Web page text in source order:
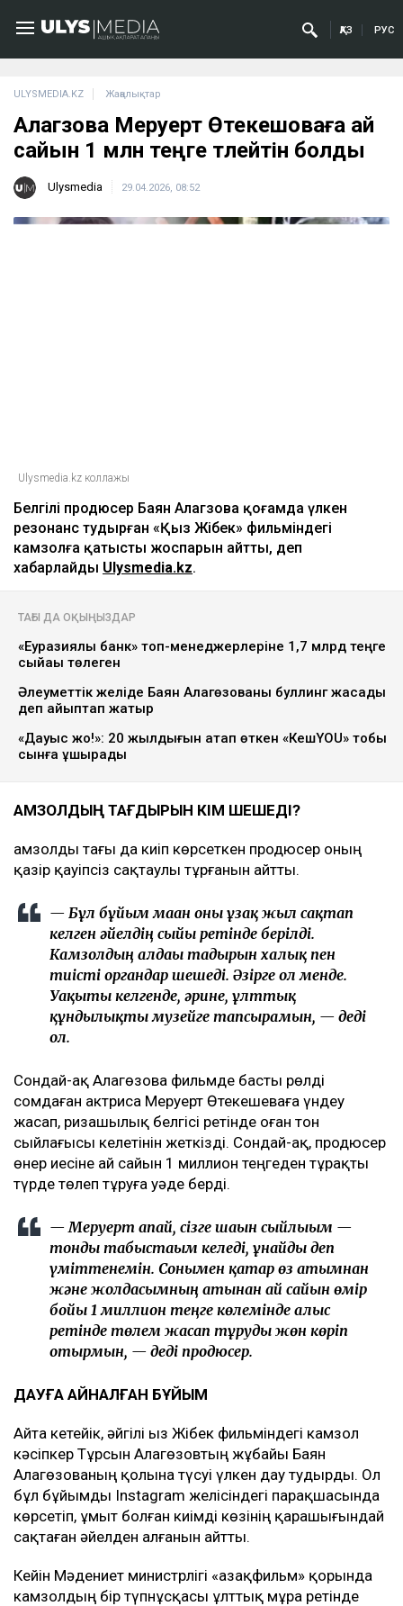
ҚАЗ РУС
ULYSMEDIA.KZ Жаңалықтар
Алагөзова Меруерт Өтекешоваға ай
сайын 1 млн теңге төлейтін болды
Ulysmedia 29.04.2026, 08:52
Ulysmedia.kz коллажы
Белгілі продюсер Баян Алагөзова қоғамда үлкен
резонанс тудырған «Қыз Жібек» фильміндегі
камзолға қатысты жоспарын айтты, деп
хабарлайды Ulysmedia.kz.
ТАҒЫ ДА ОҚЫҢЫЗДАР
«Еуразиялық банк» топ-менеджерлеріне 1,7 млрд теңге
сыйақы төлеген
Әлеуметтік желіде Баян Алагөзованы буллинг жасады
деп айыптап жатыр
«Дауыс жоқ!»: 20 жылдығын атап өткен «КешYOU» тобы
сынға ұшырады
ҚАМЗОЛДЫҢ ТАҒДЫРЫН КІМ ШЕШЕДІ?
Қамзолды тағы да киіп көрсеткен продюсер оның
қазір қауіпсіз сақтаулы тұрғанын айтты.
— Бұл бұйым маған оны ұзақ жыл сақтап
келген әйелдің сыйы ретінде берілді.
Камзолдың алдағы тағдырын халық пен
тиісті органдар шешеді. Әзірге ол менде.
Уақыты келгенде, әрине, ұлттық
құндылықты музейге тапсырамын, — деді
ол.
Сондай-ақ Алагөзова фильмде басты рөлді
сомдаған актриса Меруерт Өтекешеваға үндеу
жасап, ризашылық белгісі ретінде оған тон
сыйлағысы келетінін жеткізді. Сондай-ақ, продюсер
өнер иесіне ай сайын 1 миллион теңгеден тұрақты
түрде төлеп тұруға уәде берді.
— Меруерт апай, сізге шағын сыйлығым —
тонды табыстағым келеді, ұнайды деп
үміттенемін. Сонымен қатар өз атымнан
және жолдасымның атынан ай сайын өмір
бойы 1 миллион теңге көлемінде алғыс
ретінде төлем жасап тұруды жөн көріп
отырмын, — деді продюсер.
ДАУҒА АЙНАЛҒАН БҰЙЫМ
Айта кетейік, әйгілі Қыз Жібек фильміндегі камзол
кәсіпкер Тұрсын Алагөзовтың жұбайы Баян
Алагөзованың қолына түсуі үлкен дау тудырды. Ол
бұл бұйымды Instagram желісіндегі парақшасында
көрсетіп, ұмыт болған киімді көзінің қарашығындай
сақтаған әйелден алғанын айтты.
Кейін Мәдениет министрлігі «Қазақфильм» қорында
камзолдың бір түпнұсқасы ұлттық мұра ретінде